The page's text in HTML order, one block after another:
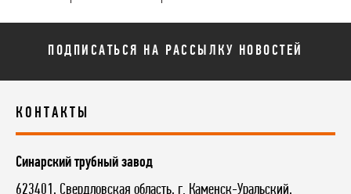
ПОДПИСАТЬСЯ НА РАССЫЛКУ НОВОСТЕЙ
КОНТАКТЫ
Синарский трубный завод
623401, Свердловская область, г. Каменск-Уральский,